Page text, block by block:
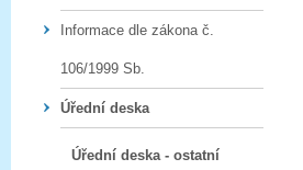
Informace dle zákona č.
106/1999 Sb.
Úřední deska
Úřední deska - ostatní